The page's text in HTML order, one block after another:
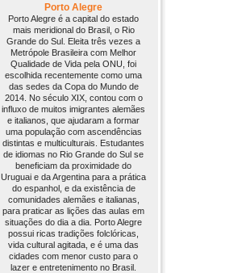
Porto Alegre
Porto Alegre é a capital do estado
mais meridional do Brasil, o Rio
Grande do Sul. Eleita três vezes a
Metrópole Brasileira com Melhor
Qualidade de Vida pela ONU, foi
escolhida recentemente como uma
das sedes da Copa do Mundo de
2014. No século XIX, contou com o
influxo de muitos imigrantes alemães
e italianos, que ajudaram a formar
uma população com ascendências
distintas e multiculturais. Estudantes
de idiomas no Rio Grande do Sul se
beneficiam da proximidade do
Uruguai e da Argentina para a prática
do espanhol, e da existência de
comunidades alemães e italianas,
para praticar as lições das aulas em
situações do dia a dia. Porto Alegre
possui ricas tradições folclóricas,
vida cultural agitada, e é uma das
cidades com menor custo para o
lazer e entretenimento no Brasil.